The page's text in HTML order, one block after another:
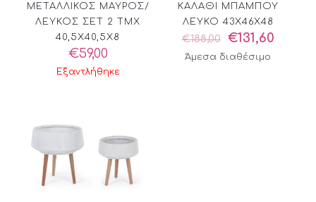
ΜΕΤΑΛΛΙΚΟΣ ΜΑΥΡΟΣ/
ΛΕΥΚΟΣ ΣΕΤ 2 ΤΜΧ
40,5X40,5X8
€59,00
Εξαντλήθηκε
ΚΑΛΑΘΙ ΜΠΑΜΠΟΥ
ΛΕΥΚΟ 43X46X48
€188,00
Original
price
was:
€131,60Η
Άμεσα διαθέσιμο